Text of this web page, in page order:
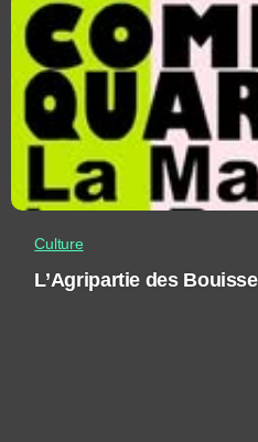
Culture
L’Agripartie des